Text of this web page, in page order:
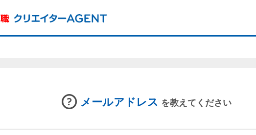
メールアドレス を教えてください